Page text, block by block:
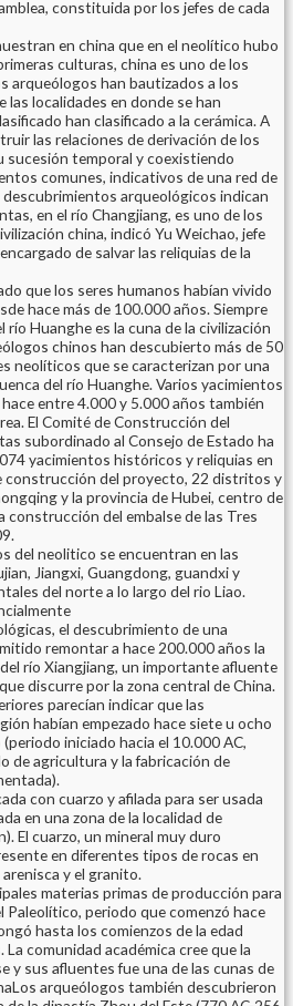
constituida por los jefes de cada
en china que en el neolítico hubo
culturas, china es uno de los
arqueólogos han bautizados a los
las localidades en donde se han
han clasificado a la cerámica. A
las relaciones de derivación de los
temporal y coexistiendo
comunes, indicativos de una red de
arqueológicos indican
en el río Changjiang, es uno de los
china, indicó Yu Weichao, jefe
de salvar las reliquias de la
que los seres humanos habían vivido
hace más de 100.000 años. Siempre
río Huanghe es la cuna de la civilización
chinos han descubierto más de 50
neolíticos que se caracterizan por una
del río Huanghe. Varios yacimientos
entre 4.000 y 5.000 años también
El Comité de Construcción del
subordinado al Consejo de Estado ha
yacimientos históricos y reliquias en
construcción del proyecto, 22 distritos y
y la provincia de Hubei, centro de
construcción del embalse de las Tres
del neolitico se encuentran en las
Jiangxi, Guangdong, guandxi y
del norte a lo largo del rio Liao.
el descubrimiento de una
remontar a hace 200.000 años la
río Xiangjiang, un importante afluente
discurre por la zona central de China.
parecían indicar que las
habían empezado hace siete u ocho
iniciado hacia el 10.000 AC,
de agricultura y la fabricación de
con cuarzo y afilada para ser usada
en una zona de la localidad de
El cuarzo, un mineral muy duro
en diferentes tipos de rocas en
y el granito.
materias primas de producción para
periodo que comenzó hace
hasta los comienzos de la edad
comunidad académica cree que la
y sus afluentes fue una de las cunas de
arqueólogos también descubrieron